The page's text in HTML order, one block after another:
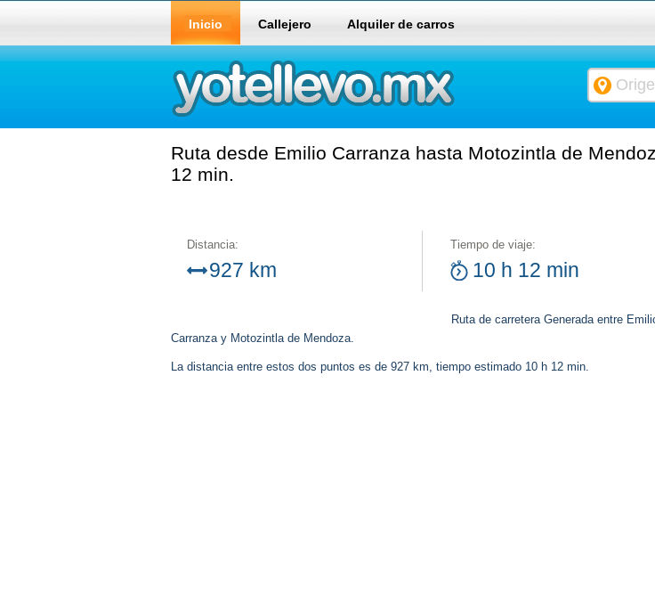
Inicio Callejero Alquiler de carros
Ruta desde Emilio Carranza hasta Motozintla de
12 min.
Distancia:
927 km
Tiempo de viaje:
10 h 12 min
Ruta de carretera Generada entre
Carranza y Motozintla de Mendoza.
La distancia entre estos dos puntos es de 927 km, tiempo estimado 10 h 12 min.